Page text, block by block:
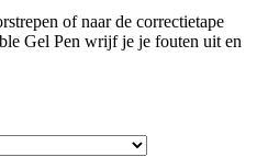
of naar de correctietape
Gel Pen wrijf je je fouten uit en